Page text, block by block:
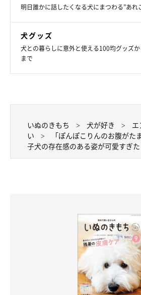
明日誰かに話したくなる犬にまつわる”あれ
犬グッズ
犬との暮らしに意外と使える100均グッズ
まで
いぬのきもち 犬が好き エ
い
「ぽんぽこりんのお腹がた
子犬の存在感のある姿が可愛すぎた